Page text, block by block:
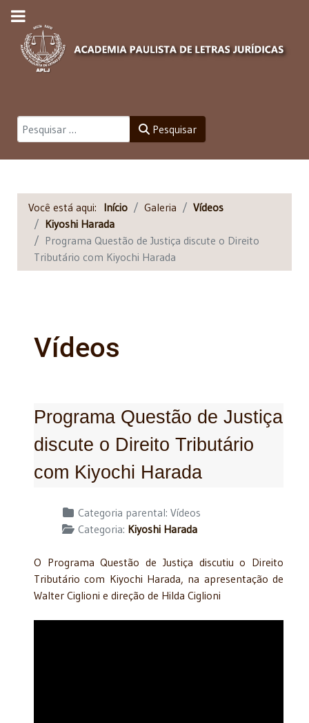
Pesquisar Pesquisar
Você está aqui: Início Galeria
Vídeos
Kiyoshi Harada
Programa Questão de Justiça discute o Direito
Tributário com Kiyochi Harada
Vídeos
Programa Questão de Justiça
discute o Direito Tributário
com Kiyochi Harada
Detalhes Categoria parental: Vídeos
Categoria: Kiyoshi Harada
O Programa Questão de Justiça discutiu o Direito
Tributário com Kiyochi Harada, na apresentação de
Walter Ciglioni e direção de Hilda Ciglioni